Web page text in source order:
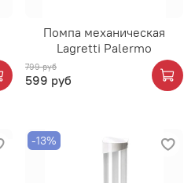
Помпа механическая
Lagretti Palermo
799 руб
599 руб
-13%